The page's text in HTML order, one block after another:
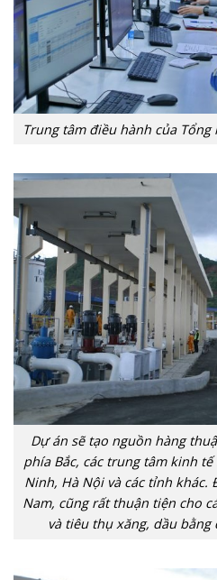
Trung tâm điều hành của Tổng
Dự án sẽ tạo nguồn hàng
phía Bắc, các trung tâm kinh
Ninh, Hà Nội và các tỉnh khác.
Nam, cũng rất thuận tiện cho
và tiêu thụ xăng, dầu